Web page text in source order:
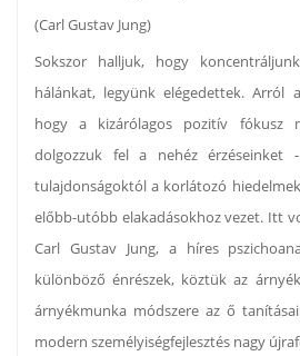
(Carl Gustav Jung)
Sokszor halljuk, hogy
hálánkat, legyünk elégedettek. Arról
hogy a kizárólagos pozitív fókusz
dolgozzuk fel a nehéz érzéseinket
tulajdonságoktól a korlátozó
előbb-utóbb elakadásokhoz vezet. Itt
Carl Gustav Jung, a híres
különböző énrészek, köztük az
árnyékmunka módszere az ő
modern személyiségfejlesztés nagy